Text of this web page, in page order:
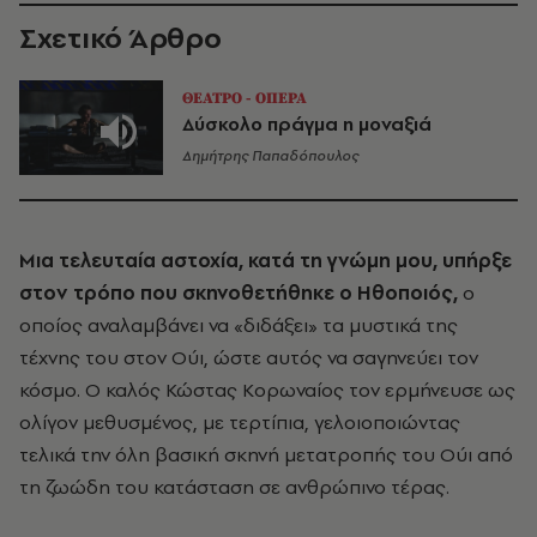
Σχετικό Άρθρο
ΘΕΑΤΡΟ - ΟΠΕΡΑ
Δύσκολο πράγμα η μοναξιά
Δημήτρης Παπαδόπουλος
Μια τελευταία αστοχία, κατά τη γνώμη μου, υπήρξε
στον τρόπο που σκηνοθετήθηκε ο Ηθοποιός, ο
οποίος αναλαμβάνει να «διδάξει» τα μυστικά της
τέχνης του στον Ούι, ώστε αυτός να σαγηνεύει τον
κόσμο. Ο καλός Κώστας Κορωναίος τον ερμήνευσε ως
ολίγον μεθυσμένος, με τερτίπια, γελοιοποιώντας
τελικά την όλη βασική σκηνή μετατροπής του Ούι από
τη ζωώδη του κατάσταση σε ανθρώπινο τέρας.